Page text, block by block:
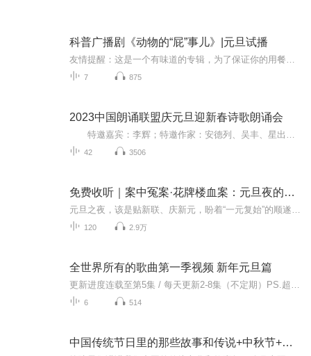
科普广播剧《动物的“屁”事儿》|元旦试播
7 875
2023中国朗诵联盟庆元旦迎新春诗歌朗诵会
42 3506
免费收听｜案中冤案·花牌楼血案：元旦夜的沉冤与昭雪
120 2.9万
全世界所有的歌曲第一季视频 新年元旦篇
6 514
中国传统节日里的那些故事和传说+中秋节+元旦春节等